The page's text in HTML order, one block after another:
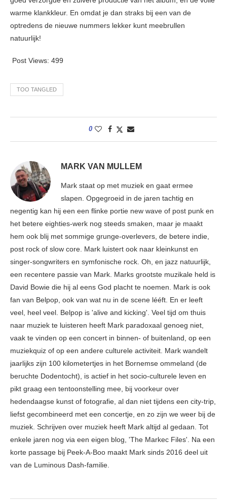
warme klankkleur. En omdat je dan straks bij een van de
optredens de nieuwe nummers lekker kunt meebrullen
natuurlijk!
Post Views: 499
TOO TANGLED
0
MARK VAN MULLEM
Mark staat op met muziek en gaat ermee
slapen. Opgegroeid in de jaren tachtig en
negentig kan hij een een flinke portie new wave of post punk en
het betere eighties-werk nog steeds smaken, maar je maakt
hem ook blij met sommige grunge-overlevers, de betere indie,
post rock of slow core. Mark luistert ook naar kleinkunst en
singer-songwriters en symfonische rock. Oh, en jazz natuurlijk,
een recentere passie van Mark. Marks grootste muzikale held is
David Bowie die hij al eens God placht te noemen. Mark is ook
fan van Belpop, ook van wat nu in de scene lééft. En er leeft
veel, heel veel. Belpop is 'alive and kicking'. Veel tijd om thuis
naar muziek te luisteren heeft Mark paradoxaal genoeg niet,
vaak te vinden op een concert in binnen- of buitenland, op een
muziekquiz of op een andere culturele activiteit. Mark wandelt
jaarlijks zijn 100 kilometertjes in het Bornemse ommeland (de
beruchte Dodentocht), is actief in het socio-culturele leven en
pikt graag een tentoonstelling mee, bij voorkeur over
hedendaagse kunst of fotografie, al dan niet tijdens een city-trip,
liefst gecombineerd met een concertje, en zo zijn we weer bij de
muziek. Schrijven over muziek heeft Mark altijd al gedaan. Tot
enkele jaren nog via een eigen blog, 'The Markec Files'. Na een
korte passage bij Peek-A-Boo maakt Mark sinds 2016 deel uit
van de Luminous Dash-familie.